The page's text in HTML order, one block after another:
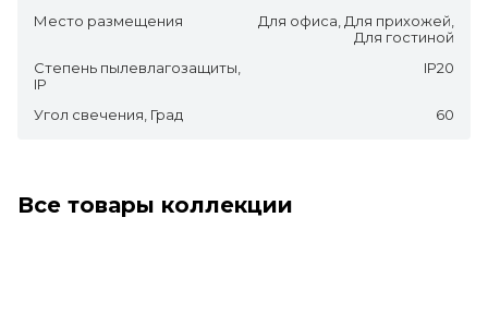
Место размещения
Для офиса, Для прихожей,
Для гостиной
Степень пылевлагозащиты,
IP
IP20
Угол свечения, Град 60
Все товары коллекции